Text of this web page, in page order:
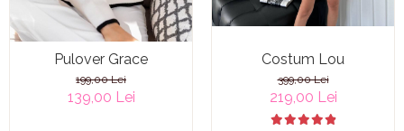
Pulover Grace
199,00 Lei
139,00 Lei
Costum Lou
399,00 Lei
219,00 Lei